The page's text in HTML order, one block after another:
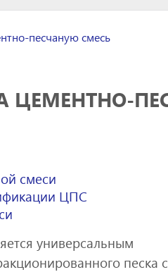
песчаную смесь
ЦЕМЕНТНО-
смеси
ЦПС
универсальным
песка с